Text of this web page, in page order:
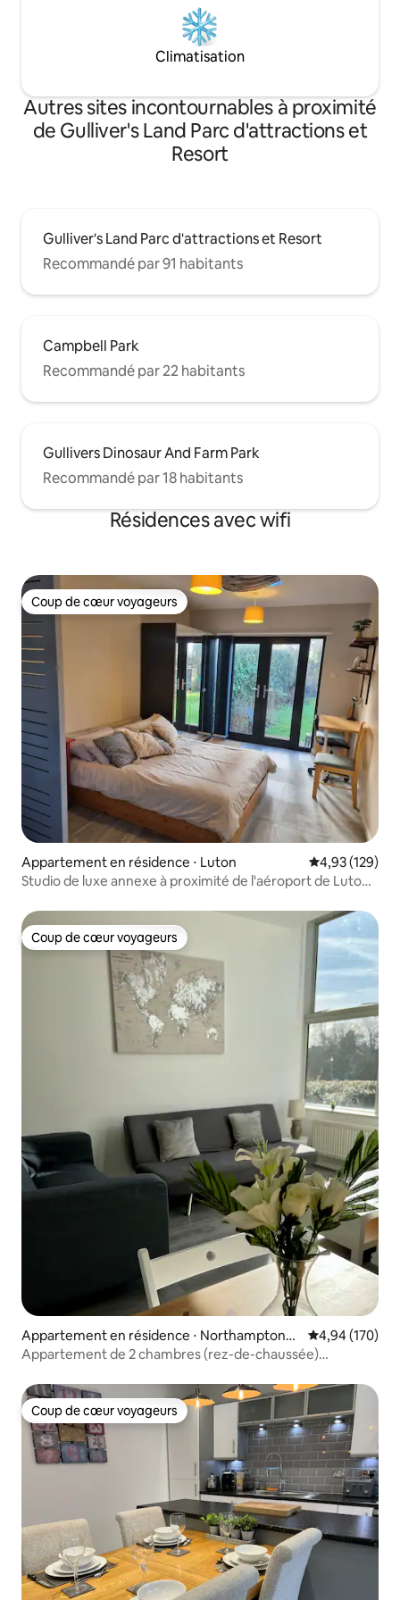
Climatisation
Autres sites incontournables à proximité
de Gulliver's Land Parc d'attractions et
Resort
Gulliver's Land Parc d'attractions et Resort
Recommandé par 91 habitants
Campbell Park
Recommandé par 22 habitants
Gullivers Dinosaur And Farm Park
Recommandé par 18 habitants
Résidences avec wifi
Coup de cœur voyageurs
Coup de cœur voyageurs
Appartement en résidence ⋅ Luton Évaluation
4,93 (129)
Studio de luxe annexe à proximité de l'aéroport de Luton
Coup de cœur voyageurs
Coup de cœur voyageurs
Appartement en résidence ⋅ Northamptonsh
ire
Évaluation
4,94 (170)
Appartement de 2 chambres (rez-de-chaussée)
Coup de cœur voyageurs
Coup de cœur voyageurs